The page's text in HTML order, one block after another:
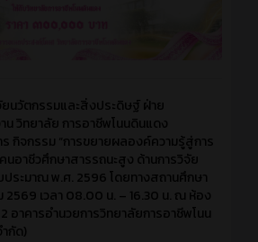
นวัตกรรมและสิ่งประดิษฐ์ ฝ่าย
วิทยาลัย การอาชีพโนนดินแดง
กิจกรรม “การขยายผลองค์ความรู้สู่การ
อาชีวศึกษาสารรถนะสูง ด้านการวิจัย
ประมาณ พ.ศ. 2596 โดยทางสถานศึกษา
2569 เวลา 08.00 น. – 16.30 น. ณ ห้อง
อาคารอำนวยการวิทยาลัยการอาชีพโนน
กัด)